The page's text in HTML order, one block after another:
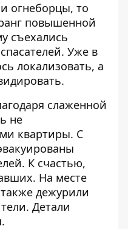
огнеборцы, то
повышенной
съехались
Уже в
локализовать, а
слаженной
не
квартиры. С
К счастью,
На месте
дежурили
Детали